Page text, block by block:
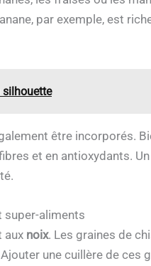
par exemple, est
silhouette
être incorporés.
et en antioxydants.
super-aliments
aux noix. Les graines de
une cuillère de